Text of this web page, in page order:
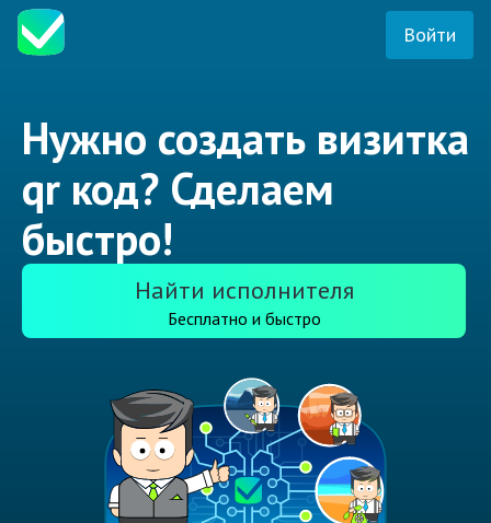
Войти
Нужно создать визитка
qr код? Сделаем
быстро!
Найти исполнителя
Бесплатно и быстро